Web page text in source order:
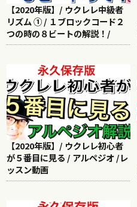
【2020年版】/ ウクレレ中級者
リズム ① / １ブロックコード２
つの時の８ビートの解説！/
【2020年版】/ ウクレレ初心者
が５番目に見る / アルペジオ /レ
ッスン動画